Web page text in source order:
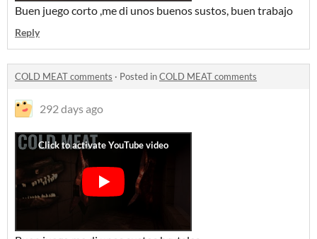
Buen juego corto ,me di unos buenos sustos, buen trabajo
Reply
COLD MEAT comments · Posted inCOLD MEAT comments
292 days ago